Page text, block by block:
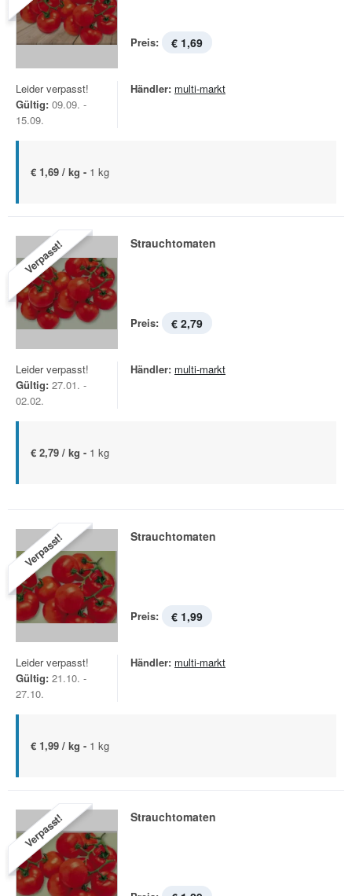
Preis: € 1,69
Leider verpasst!
Gültig: 09.09. -
15.09.
Händler: multi-markt
€ 1,69 / kg - 1 kg
Verpasst! Strauchtomaten
Preis: € 2,79
Leider verpasst!
Gültig: 27.01. -
02.02.
Händler: multi-markt
€ 2,79 / kg - 1 kg
Verpasst! Strauchtomaten
Preis: € 1,99
Leider verpasst!
Gültig: 21.10. -
27.10.
Händler: multi-markt
€ 1,99 / kg - 1 kg
Verpasst! Strauchtomaten